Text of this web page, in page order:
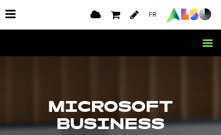
FR
MICROSOFT
BUSINESS